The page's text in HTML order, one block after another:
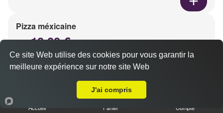
Pizza méxicaine
10.00 €
Base sauce barbecue, fromage, viande hachée,
Accueil Panier Compte
Ce site Web utilise des cookies pour vous garantir la
meilleure expérience sur notre site Web
J'ai compris